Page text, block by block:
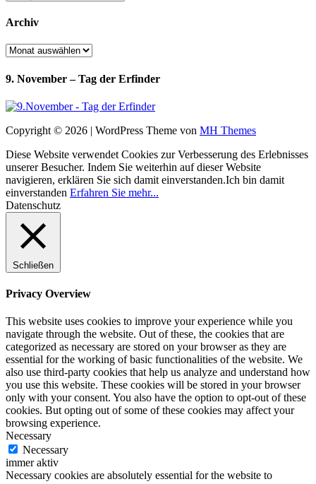
Archiv
Archiv
9. November – Tag der Erfinder
Copyright © 2026 | WordPress Theme von MH Themes
Diese Website verwendet Cookies zur Verbesserung des Erlebnisses
unserer Besucher. Indem Sie weiterhin auf dieser Website
navigieren, erklären Sie sich damit einverstanden.Ich bin damit
einverstanden Erfahren Sie mehr...
Datenschutz
Schließen
Privacy Overview
This website uses cookies to improve your experience while you
navigate through the website. Out of these, the cookies that are
categorized as necessary are stored on your browser as they are
essential for the working of basic functionalities of the website. We
also use third-party cookies that help us analyze and understand how
you use this website. These cookies will be stored in your browser
only with your consent. You also have the option to opt-out of these
cookies. But opting out of some of these cookies may affect your
browsing experience.
Necessary
Necessary
immer aktiv
Necessary cookies are absolutely essential for the website to